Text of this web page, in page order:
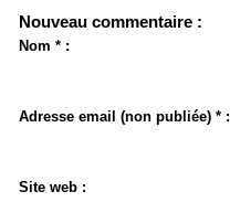
Nouveau commentaire :
Nom * :
Adresse email (non publiée) * :
Site web :